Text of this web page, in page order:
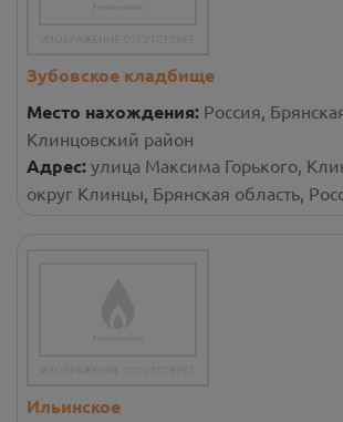
Зубовское кладбище
Место нахождения: Россия,
Клинцовский район
Адрес: улица Максима Горького,
округ Клинцы, Брянская область,
Ильинское